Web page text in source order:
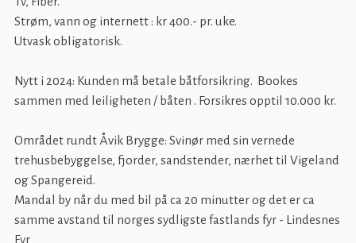
Strøm, vann og internett : kr 400.- pr. uke.
Utvask obligatorisk.
Nytt i 2024: Kunden må betale båtforsikring. Bookes
sammen med leiligheten / båten . Forsikres opptil 10.000 kr.
Området rundt Åvik Brygge: Svinør med sin vernede
trehusbebyggelse, fjorder, sandstender, nærhet til Vigeland
og Spangereid.
Mandal by når du med bil på ca 20 minutter og det er ca
samme avstand til norges sydligste fastlands fyr - Lindesnes
Fyr